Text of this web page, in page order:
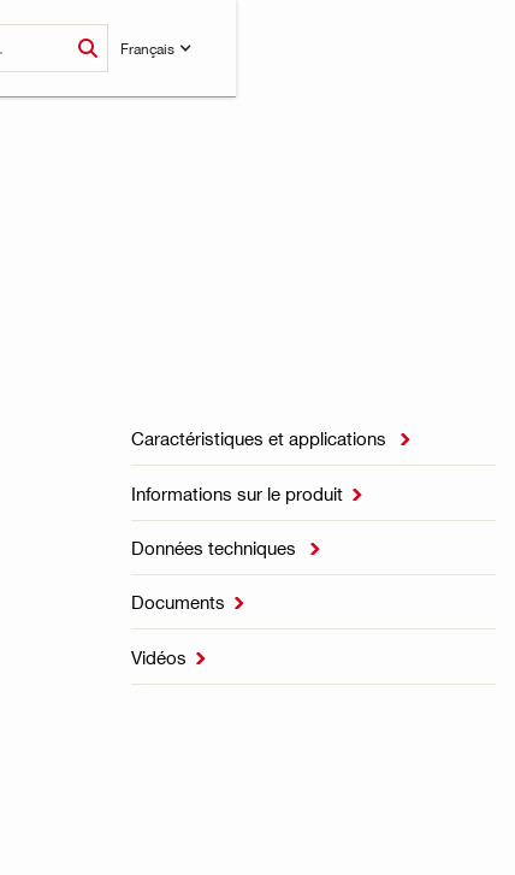
Français
Caractéristiques et applications 
Informations sur le produit 
Données techniques 
Documents 
Vidéos 